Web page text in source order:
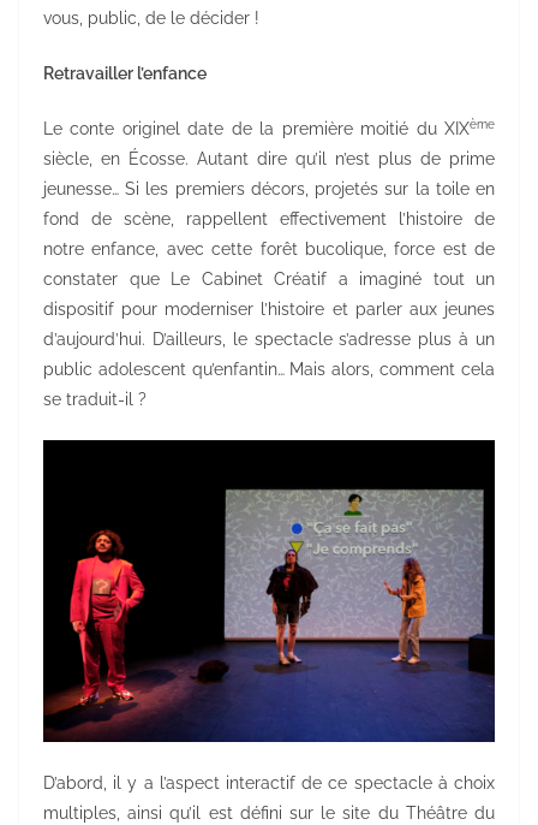
vous, public, de le décider !
Retravailler l’enfance
Le conte originel date de la première moitié du XIXème
siècle, en Écosse. Autant dire qu’il n’est plus de prime
jeunesse… Si les premiers décors, projetés sur la toile en
fond de scène, rappellent effectivement l’histoire de
notre enfance, avec cette forêt bucolique, force est de
constater que Le Cabinet Créatif a imaginé tout un
dispositif pour moderniser l’histoire et parler aux jeunes
d’aujourd’hui. D’ailleurs, le spectacle s’adresse plus à un
public adolescent qu’enfantin… Mais alors, comment cela
se traduit-il ?
D’abord, il y a l’aspect interactif de ce spectacle à choix
multiples, ainsi qu’il est défini sur le site du Théâtre du